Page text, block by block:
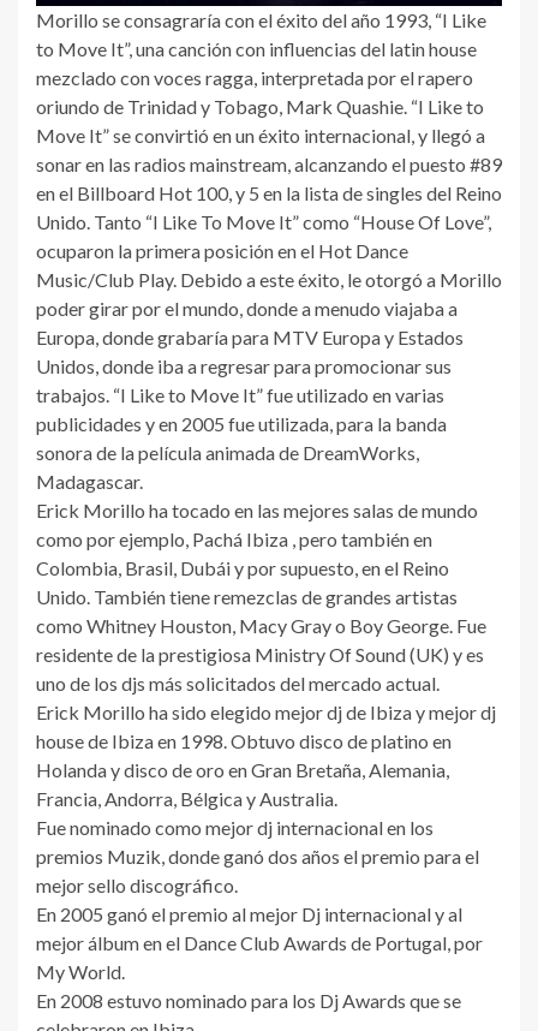
Morillo se consagraría con el éxito del año 1993, “I Like
to Move It”, una canción con influencias del latin house
mezclado con voces ragga, interpretada por el rapero
oriundo de Trinidad y Tobago, Mark Quashie. “I Like to
Move It” se convirtió en un éxito internacional, y llegó a
sonar en las radios mainstream, alcanzando el puesto #89
en el Billboard Hot 100, y 5 en la lista de singles del Reino
Unido. Tanto “I Like To Move It” como “House Of Love”,
ocuparon la primera posición en el Hot Dance
Music/Club Play. Debido a este éxito, le otorgó a Morillo
poder girar por el mundo, donde a menudo viajaba a
Europa, donde grabaría para MTV Europa y Estados
Unidos, donde iba a regresar para promocionar sus
trabajos. “I Like to Move It” fue utilizado en varias
publicidades y en 2005 fue utilizada, para la banda
sonora de la película animada de DreamWorks,
Madagascar.
Erick Morillo ha tocado en las mejores salas de mundo
como por ejemplo, Pachá Ibiza , pero también en
Colombia, Brasil, Dubái y por supuesto, en el Reino
Unido. También tiene remezclas de grandes artistas
como Whitney Houston, Macy Gray o Boy George. Fue
residente de la prestigiosa Ministry Of Sound (UK) y es
uno de los djs más solicitados del mercado actual.
Erick Morillo ha sido elegido mejor dj de Ibiza y mejor dj
house de Ibiza en 1998. Obtuvo disco de platino en
Holanda y disco de oro en Gran Bretaña, Alemania,
Francia, Andorra, Bélgica y Australia.
Fue nominado como mejor dj internacional en los
premios Muzik, donde ganó dos años el premio para el
mejor sello discográfico.
En 2005 ganó el premio al mejor Dj internacional y al
mejor álbum en el Dance Club Awards de Portugal, por
My World.
En 2008 estuvo nominado para los Dj Awards que se